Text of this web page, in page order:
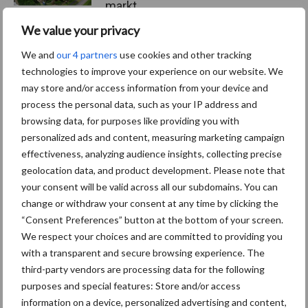
We value your privacy
We and our 4 partners use cookies and other tracking
technologies to improve your experience on our website. We
may store and/or access information from your device and
process the personal data, such as your IP address and
browsing data, for purposes like providing you with
personalized ads and content, measuring marketing campaign
effectiveness, analyzing audience insights, collecting precise
geolocation data, and product development. Please note that
your consent will be valid across all our subdomains. You can
change or withdraw your consent at any time by clicking the
“Consent Preferences” button at the bottom of your screen.
We respect your choices and are committed to providing you
with a transparent and secure browsing experience. The
third-party vendors are processing data for the following
purposes and special features: Store and/or access
information on a device, personalized advertising and content,
markt
Themapagina's
Diergezondheid Bemesting Fokkerij
Bedrijfsnieuws
Ligbox &
Voerhekken
Toon meer